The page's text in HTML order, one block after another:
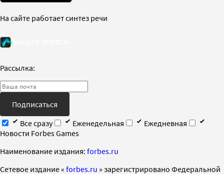
На сайте работает синтез речи
Рассылка:
Подписаться
Все сразу
Еженедельная
Ежедневная
Новости Forbes Games
Наименование издания: forbes.ru
Cетевое издание « forbes.ru » зарегистрировано Федеральной